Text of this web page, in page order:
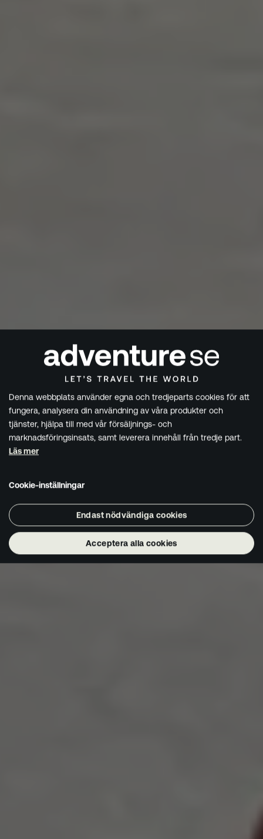
Denna webbplats använder egna och tredjeparts cookies för att
fungera, analysera din användning av våra produkter och
tjänster, hjälpa till med vår försäljnings- och
marknadsföringsinsats, samt leverera innehåll från tredje part.
Läs mer
Cookie-inställningar
Endast nödvändiga cookies
Acceptera alla cookies